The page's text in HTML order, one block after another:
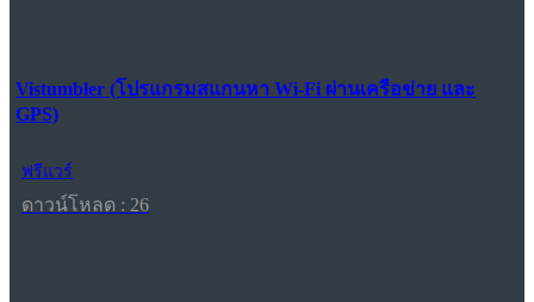
Vistumbler (โปรแกรมสแกนหา Wi-Fi ผ่านเครือข่าย และ
GPS)
ฟรีแวร์
ดาวน์โหลด : 26